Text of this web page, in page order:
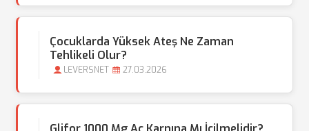
Çocuklarda Yüksek Ateş Ne Zaman
Tehlikeli Olur?
LEVERSNET 27.03.2026